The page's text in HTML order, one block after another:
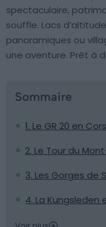
spectaculaire,
souffle. Lacs
panoramiques ou
une aventure. Prêt à
Sommaire
1. Le GR 20 en
2. Le Tour du
3. Les Gorges de
4. La Kungsleden